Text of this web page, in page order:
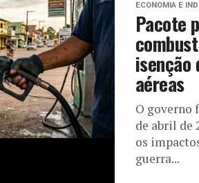
ECONOMIA E
Pacote
isenção
aéreas
O governo
de abril de
os
guerra...